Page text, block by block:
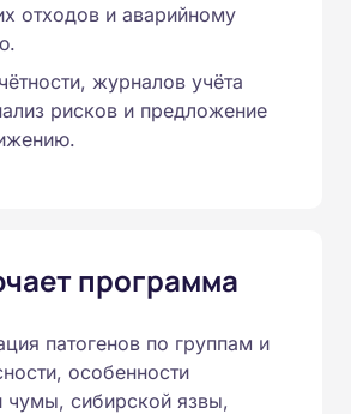
отходов и аварийному
журналов учёта
рисков и предложение
программа
патогенов по группам и
особенности
чумы, сибирской язвы,